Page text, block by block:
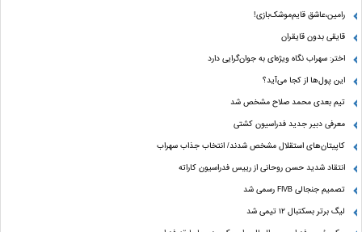
رامین،عاشق قایم‌موشک‌بازی!
قایقی بدون قایقران
اختر: سهراب نگاه ویژه‌ای به جوان‌گرایی دارد
این پول‌ها از کجا می‌آید؟
تیم بعدی محمد صلاح مشخص شد
معرفی دبیر جدید فدراسیون کشتی
کاپیتان‌های استقلال مشخص شدند/ انتخاب جذاب سهراب
انتقاد شدید حسن روحانی از رییس فدراسیون کاراته
تصمیم جنجالی FIVB رسمی شد
لیگ برتر بسکتبال ۱۲ تیمی شد